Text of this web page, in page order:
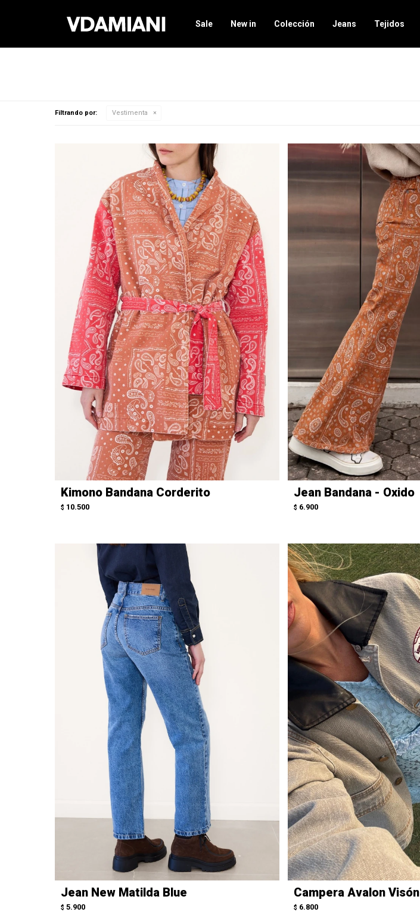
Sale New in Colección Jeans Tejidos
Filtrando por: Vestimenta
Kimono Bandana Corderito
$ 10.500
Jean Bandana - Oxido
$ 6.900
Jean New Matilda Blue
$ 5.900
Campera Avalon Visón
$ 6.800